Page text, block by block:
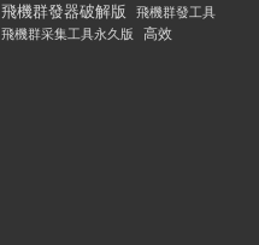
飛機群發器破解版
飛機群發工具
飛機群采集工具永久版
高效